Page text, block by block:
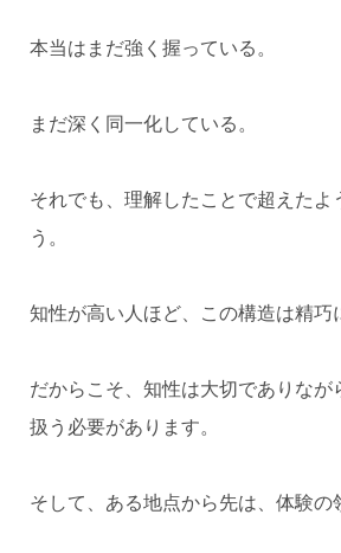
本当はまだ強く握っている。
まだ深く同一化している。
それでも、理解したことで超えたよ
う。
知性が高い人ほど、この構造は精巧
だからこそ、知性は大切でありなが
扱う必要があります。
そして、ある地点から先は、体験の